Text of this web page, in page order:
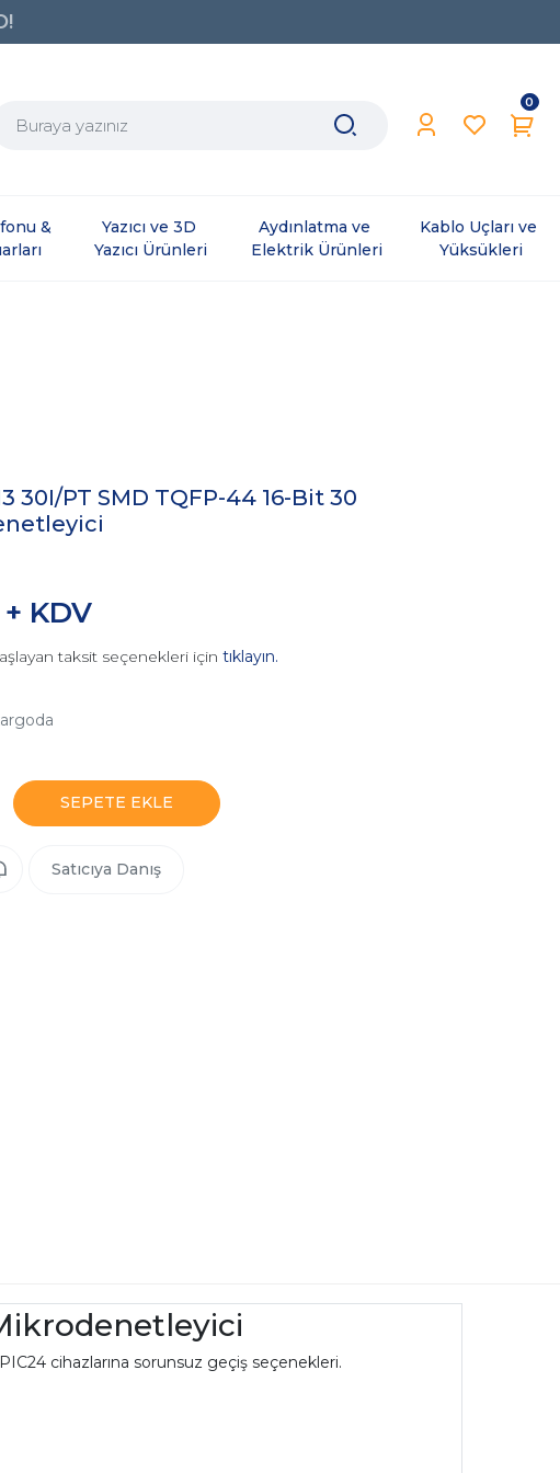
0
&
Yazıcı ve 3D
Yazıcı Ürünleri
Aydınlatma ve
Elektrik Ürünleri
Kablo Uçları ve
Yüksükleri
30I/PT SMD TQFP-44 16-Bit 30
KDV
taksit seçenekleri için tıklayın.
SEPETE EKLE
Satıcıya Danış
cihazlarına sorunsuz geçiş seçenekleri.